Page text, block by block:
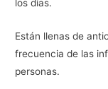
los días.
Están llenas de
frecuencia de las
personas.